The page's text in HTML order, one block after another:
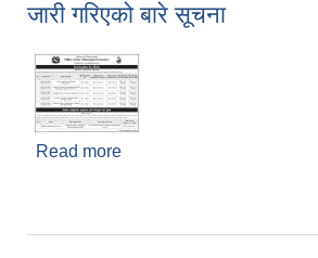
जारी गरिएको बारे सूचना
Read more